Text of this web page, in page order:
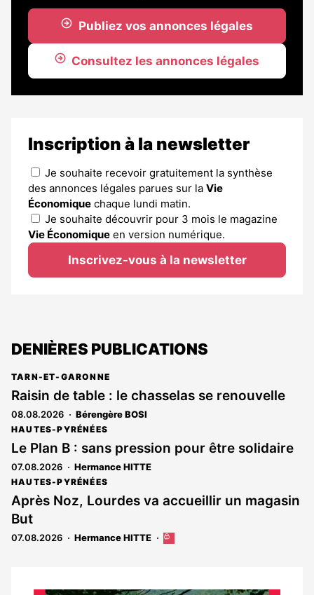
Publiez vos annonces légales
Consultez les annonces légales
Inscription à la newsletter
Je souhaite recevoir gratuitement la synthèse
des annonces légales parues sur la Vie
Économique chaque lundi matin.
Je souhaite découvrir pour 3 mois le magazine
Vie Économique en version numérique.
Inscrivez-vous à la newsletter
DENIÈRES PUBLICATIONS
TARN-ET-GARONNE
Raisin de table : le chasselas se renouvelle
08.08.2026 Bérengère BOSI
HAUTES-PYRÉNÉES
Le Plan B : sans pression pour être solidaire
07.08.2026 Hermance HITTE
HAUTES-PYRÉNÉES
Après Noz, Lourdes va accueillir un magasin
But
07.08.2026 Hermance HITTE
Cet
aux